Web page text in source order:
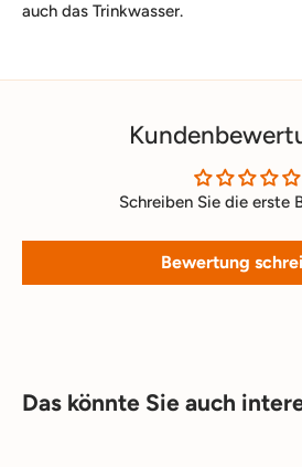
auch das Trinkwasser.
Schreiben Sie die erste
Bewertung
Das könnte Sie auch